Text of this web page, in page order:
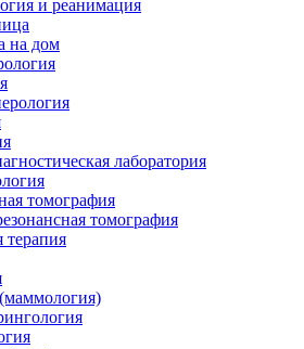
и реанимация
на дом
лаборатория
томография
томография
терапия